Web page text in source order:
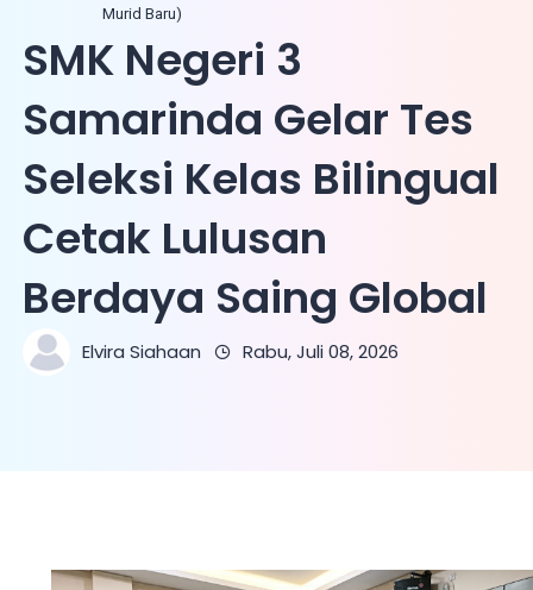
Murid Baru)
SMK Negeri 3
Samarinda Gelar Tes
Seleksi Kelas Bilingual
Cetak Lulusan
Berdaya Saing Global
Elvira Siahaan Rabu, Juli 08, 2026